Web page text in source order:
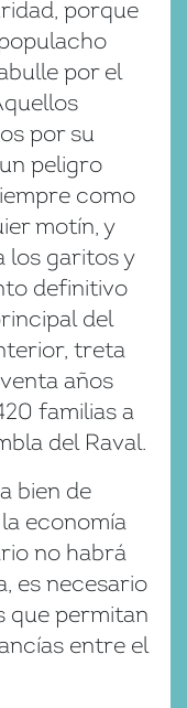
porque
por el
por su
peligro
como
motín, y
los garitos y
definitivo
del
treta
años
familias a
del Raval.
bien de
economía
no habrá
es necesario
que permitan
entre el